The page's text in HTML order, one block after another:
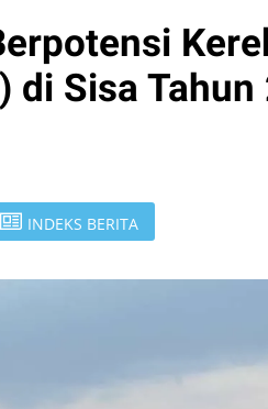
di Sisa Tahun
INDEKS BERITA